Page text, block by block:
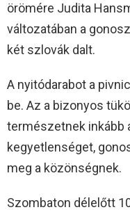
örömére Judita
változatában a
két szlovák dalt.
A nyitódarabot a
be. Az a bizonyos
természetnek inkább
kegyetlenséget,
meg a közönségnek.
Szombaton délelőtt